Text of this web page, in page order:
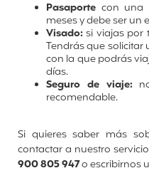
Pasaporte con una
meses y debe ser un
Visado:si viajas por
Tendrás que solicitar
con la que podrás
días.
Seguro de viaje:
recomendable.
Si quieres saber más
contactar a nuestro
900 805 947o escribirnos